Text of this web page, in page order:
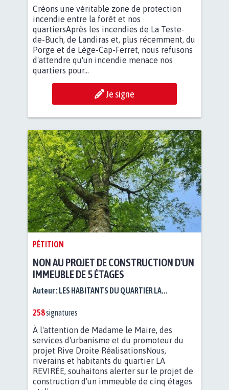
Créons une véritable zone de protection
incendie entre la forêt et nos
quartiersAprès les incendies de La Teste-
de-Buch, de Landiras et, plus récemment, du
Porge et de Lège-Cap-Ferret, nous refusons
d'attendre qu'un incendie menace nos
quartiers pour...
Je signe
PÉTITION
NON AU PROJET DE CONSTRUCTION D'UN
IMMEUBLE DE 5 ÉTAGES
Auteur : LES HABITANTS DU QUARTIER LA...
258signatures
À l'attention de Madame le Maire, des
services d'urbanisme et du promoteur du
projet Rive Droite RéalisationsNous,
riverains et habitants du quartier LA
REVIRÉE, souhaitons alerter sur le projet de
construction d'un immeuble de cinq étages